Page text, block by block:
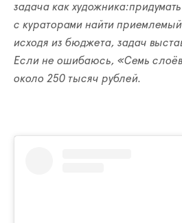
задача как
с кураторами найти
исходя из бюджета, задач
Если не ошибаюсь, «Семь
около 250 тысяч рублей.